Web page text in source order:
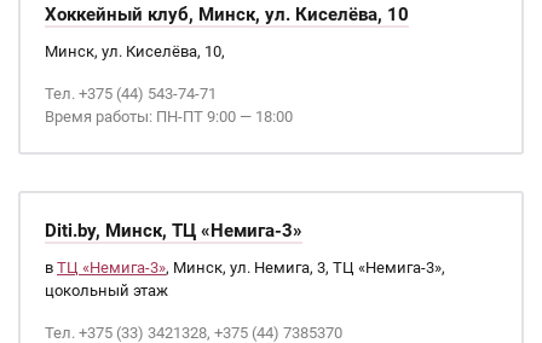
Хоккейный клуб, Минск, ул. Киселёва, 10
Минск, ул. Киселёва, 10,
Тел. +375 (44) 543-74-71
Время работы: ПН-ПТ 9:00 — 18:00
Diti.by, Минск, ТЦ «Немига-3»
в ТЦ «Немига-3», Минск, ул. Немига, 3, ТЦ «Немига-3»,
цокольный этаж
Тел. +375 (33) 3421328, +375 (44) 7385370